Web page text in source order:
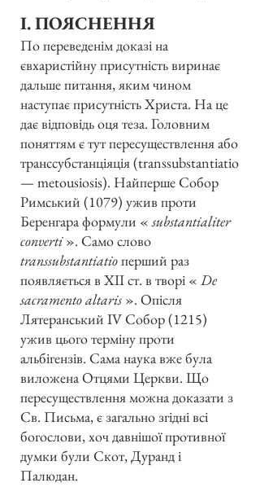
I. ПОЯСНЕННЯ
По переведенім доказі на
євхаристійну присутність виринає
дальше питання, яким чином
наступає присутність Христа. На це
дає відповідь оця теза. Головним
поняттям є тут пересуществлення або
транссубстанціяція (transsubstantiatio
— metousiosis). Найперше Собор
Римський (1079) ужив проти
Беренгара формули «substantialiter
converti». Само слово
transsubstantiatioперший раз
появляється в XII ст. в творі « De
sacramento altaris ». Опісля
Лятеранський IV Собор (1215)
ужив цього терміну проти
альбігензів. Сама наука вже була
виложена Отцями Церкви. Що
пересуществлення можна доказати з
Св. Письма, є загально згідні всі
богослови, хоч давнішої противної
думки були Скот, Дуранд і
Палюдан.